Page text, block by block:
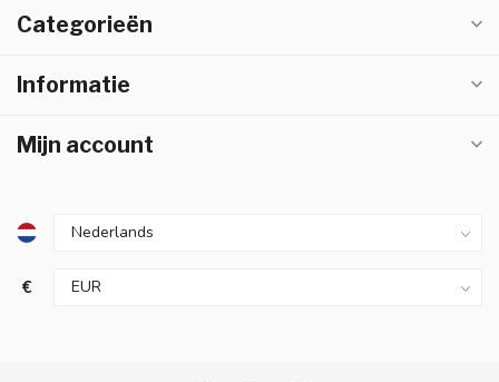
Categorieën
Informatie
Mijn account
€